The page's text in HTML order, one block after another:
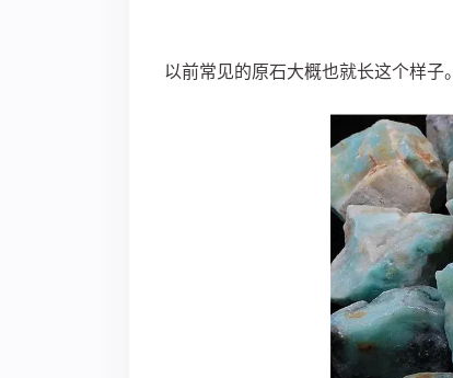
以前常见的原石大概也就长这个样子。